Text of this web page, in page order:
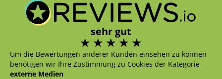
sehr gut
Um die Bewertungen anderer Kunden einsehen zu können
benötigen wir Ihre Zustimmung zu Cookies der Kategorie
externe Medien